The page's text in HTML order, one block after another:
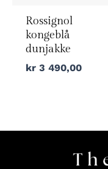
Rossignol
kongeblå
dunjakke
kr3 490,00